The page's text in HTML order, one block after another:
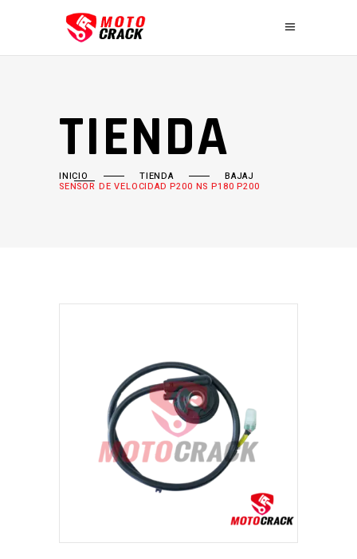
TIENDA
INICIO TIENDA BAJAJ
SENSOR DE VELOCIDAD P200 NS P180 P200